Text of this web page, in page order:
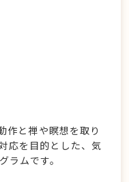
と禅や瞑想を取り
応を目的とした、気
ラムです。